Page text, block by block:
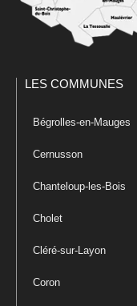
LES COMMUNES
Bégrolles-en-Mauges
Cernusson
Chanteloup-les-Bois
Cholet
Cléré-sur-Layon
Coron